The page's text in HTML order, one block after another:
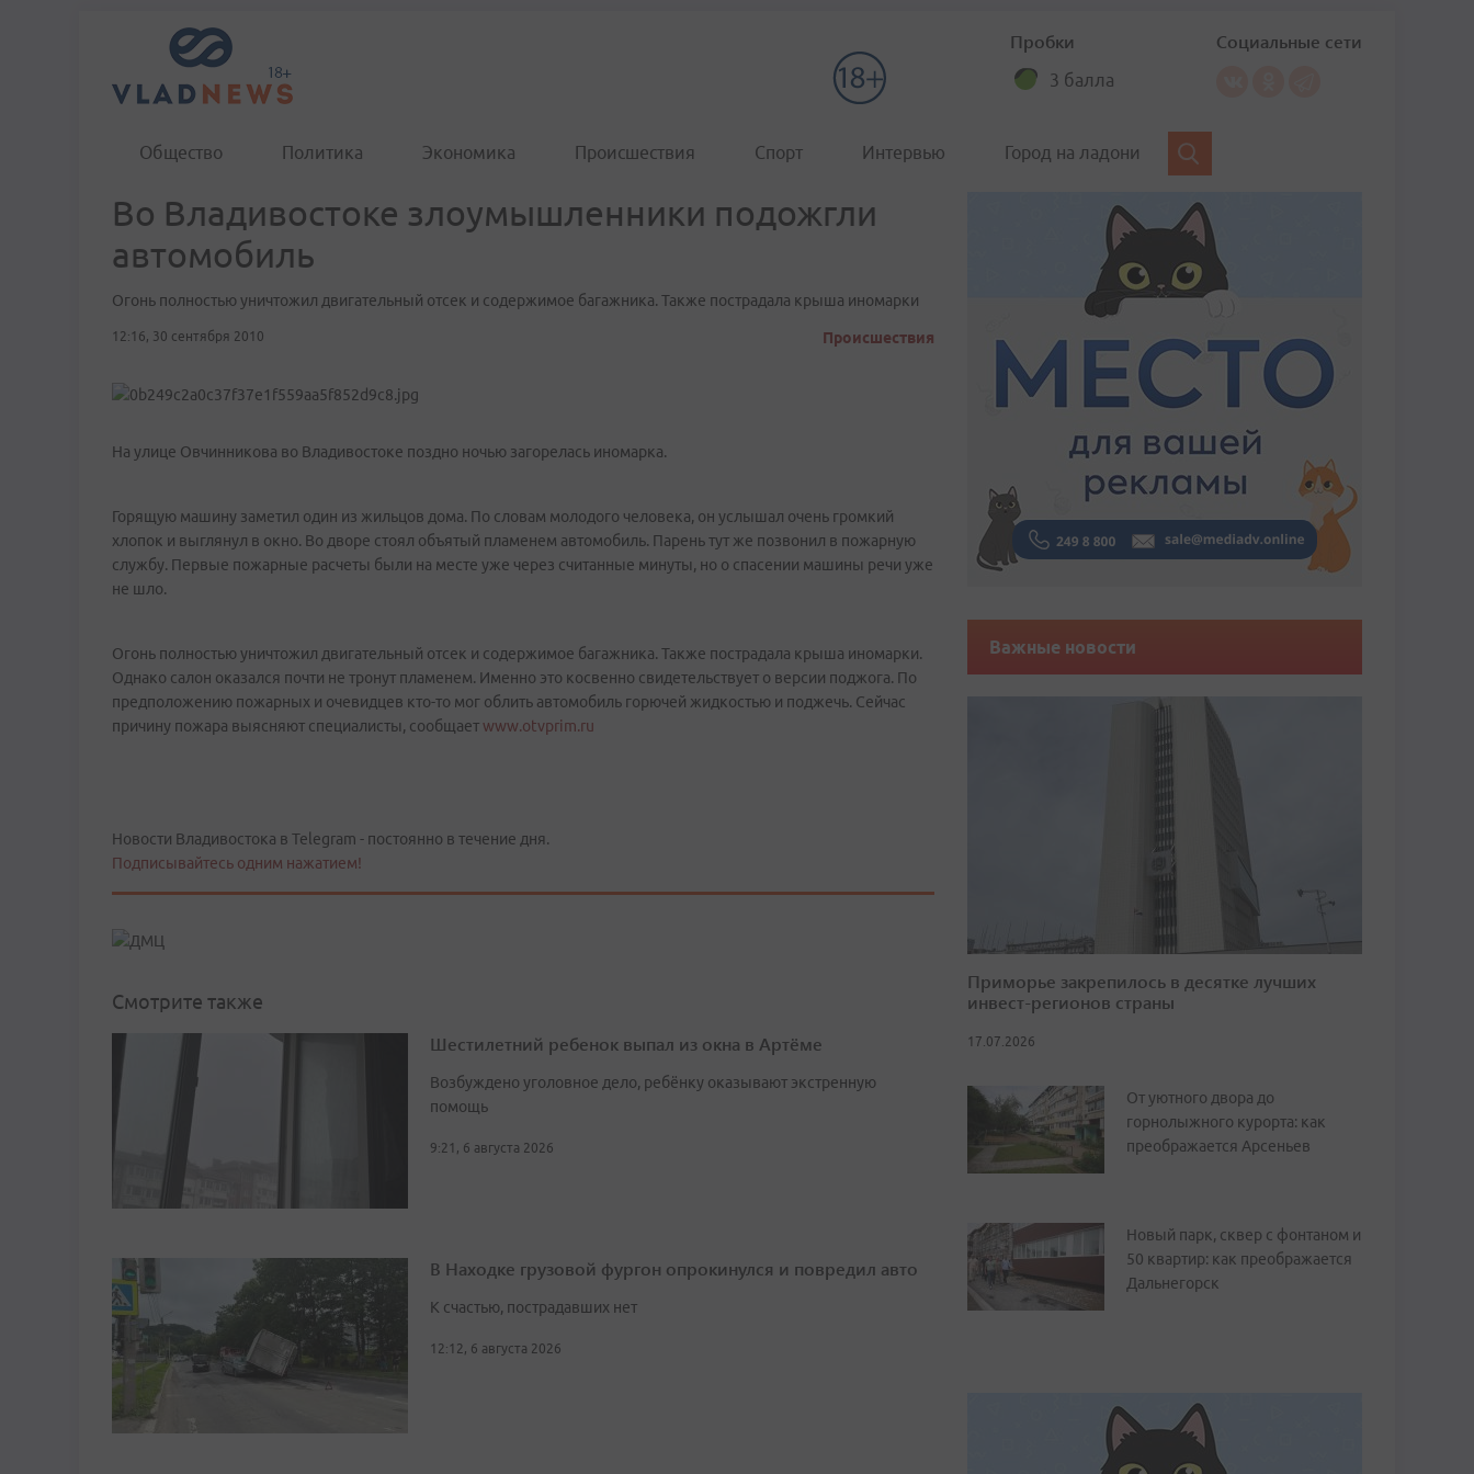
Пробки
3 балла
Социальные сети
Общество Политика Экономика Происшествия Спорт Интервью Город на ладони
Во Владивостоке злоумышленники подожгли
автомобиль
Огонь полностью уничтожил двигательный отсек и содержимое багажника. Также пострадала крыша иномарки
12:16, 30 сентября 2010 Происшествия
На улице Овчинникова во Владивостоке поздно ночью загорелась иномарка.
Горящую машину заметил один из жильцов дома. По словам молодого человека, он услышал очень громкий
хлопок и выглянул в окно. Во дворе стоял объятый пламенем автомобиль. Парень тут же позвонил в пожарную
службу. Первые пожарные расчеты были на месте уже через считанные минуты, но о спасении машины речи уже
не шло.
Огонь полностью уничтожил двигательный отсек и содержимое багажника. Также пострадала крыша иномарки.
Однако салон оказался почти не тронут пламенем. Именно это косвенно свидетельствует о версии поджога. По
предположению пожарных и очевидцев кто-то мог облить автомобиль горючей жидкостью и поджечь. Сейчас
причину пожара выясняют специалисты, сообщаетwww.otvprim.ru
Новости Владивостока в Telegram - постоянно в течение дня.
Подписывайтесь одним нажатием!
Смотрите также
Шестилетний ребенок выпал из окна в Артёме
Возбуждено уголовное дело, ребёнку оказывают экстренную
помощь
9:21, 6 августа 2026
В Находке грузовой фургон опрокинулся и повредил авто
К счастью, пострадавших нет
12:12, 6 августа 2026
Важные новости
Приморье закрепилось в десятке лучших
инвест-регионов страны
17.07.2026
От уютного двора до
горнолыжного курорта: как
преображается Арсеньев
Новый парк, сквер с фонтаном и
50 квартир: как преображается
Дальнегорск